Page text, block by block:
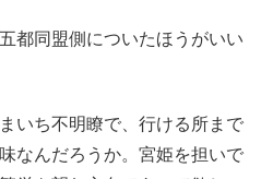
都同盟側についたほうがいい
いち不明瞭で、行ける所まで
なんだろうか。宮姫を担いで